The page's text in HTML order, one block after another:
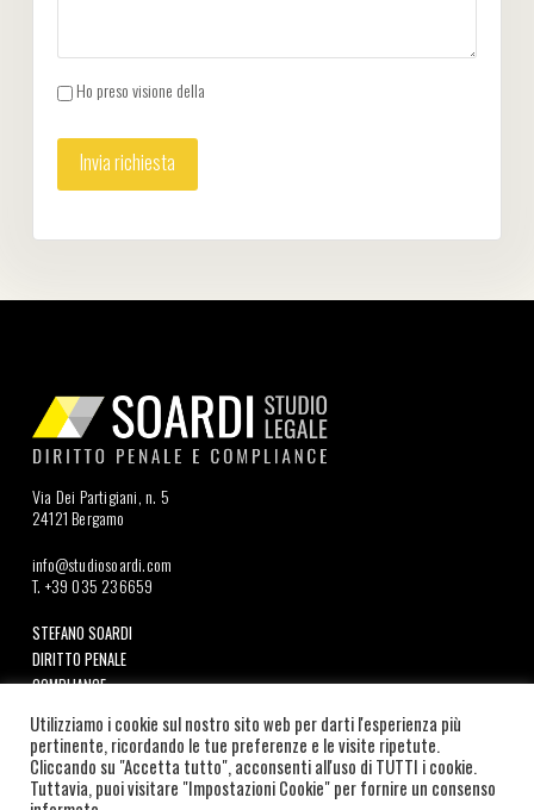
Ho preso visione della
Via Dei Partigiani, n. 5
24121 Bergamo
info@studiosoardi.com
T. +39 035 236659
STEFANO SOARDI
DIRITTO PENALE
COMPLIANCE
DOVE OPERIAMO
NEWS
Seguici su LinkedIn
Utilizziamo i cookie sul nostro sito web per darti l'esperienza più
pertinente, ricordando le tue preferenze e le visite ripetute.
Cliccando su "Accetta tutto", acconsenti all'uso di TUTTI i cookie.
Tuttavia, puoi visitare "Impostazioni Cookie" per fornire un consenso